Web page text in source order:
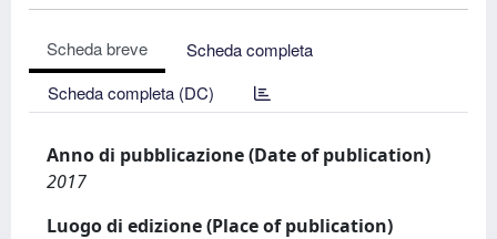
Scheda breve
Scheda completa
Scheda completa (DC)
Anno di pubblicazione (Date of publication)
2017
Luogo di edizione (Place of publication)